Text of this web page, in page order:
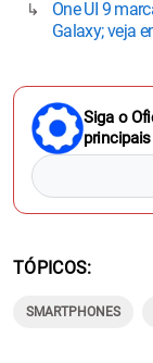
One UI 9
Galaxy; veja
Siga o
TÓPICOS
SMARTPHONES